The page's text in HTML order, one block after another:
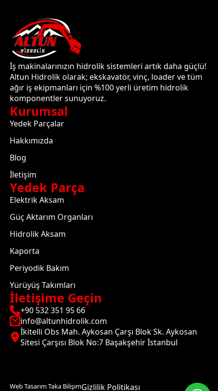
İş makinalarınızın hidrolik sistemleri artık daha güçlü!
Altun Hidrolik olarak; ekskavatör, vinç, loader ve tüm
ağır iş ekipmanları için %100 yerli üretim hidrolik
komponentler sunuyoruz.
Kurumsal
Yedek Parçalar
Hakkımızda
Blog
İletişim
Yedek Parça
Elektrik Aksam
Güç Aktarım Organları
Hidrolik Aksam
Kaporta
Periyodik Bakım
Yürüyüş Takımları
İletişime Geçin
+90 532 351 95 66
info@altunhidrolik.com
İkitelli Obs Mah. Aykosan Çarşı Blok Sk. Aykosan
Sitesi Çarşısı Blok No:7 Başakşehir İstanbul
Web Tasarım Taka BilişimGizlilik Politikası